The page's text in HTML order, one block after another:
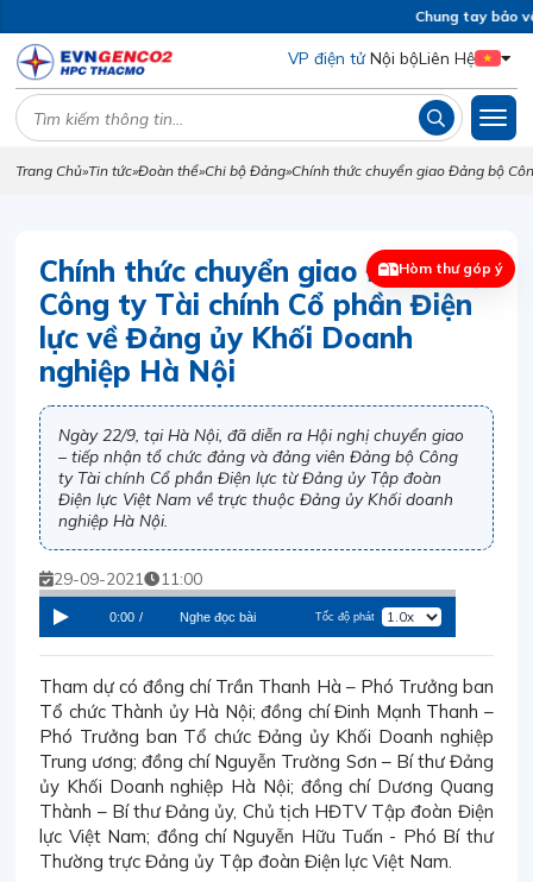
Chung tay bảo
VP điện tử Nội bộLiên Hệ
Trang Chủ»Tin tức»Đoàn thể»Chi bộ Đảng»Chính thức chuyển giao Đảng bộ
Chính thức chuyển giao Đảng bộ
Công ty Tài chính Cổ phần Điện
lực về Đảng ủy Khối Doanh
nghiệp Hà Nội
Ngày 22/9, tại Hà Nội, đã diễn ra Hội nghị chuyển giao
– tiếp nhận tổ chức đảng và đảng viên Đảng bộ Công
ty Tài chính Cổ phần Điện lực từ Đảng ủy Tập đoàn
Điện lực Việt Nam về trực thuộc Đảng ủy Khối doanh
nghiệp Hà Nội.
29-09-2021 11:00
0:00 / Nghe đọc bài Tốc độ phát
Tham dự có đồng chí Trần Thanh Hà – Phó Trưởng ban
Tổ chức Thành ủy Hà Nội; đồng chí Đinh Mạnh Thanh –
Phó Trưởng ban Tổ chức Đảng ủy Khối Doanh nghiệp
Trung ương; đồng chí Nguyễn Trường Sơn – Bí thư Đảng
ủy Khối Doanh nghiệp Hà Nội; đồng chí Dương Quang
Thành – Bí thư Đảng ủy, Chủ tịch HĐTV Tập đoàn Điện
lực Việt Nam; đồng chí Nguyễn Hữu Tuấn - Phó Bí thư
Thường trực Đảng ủy Tập đoàn Điện lực Việt Nam.
Hòm thư góp ý